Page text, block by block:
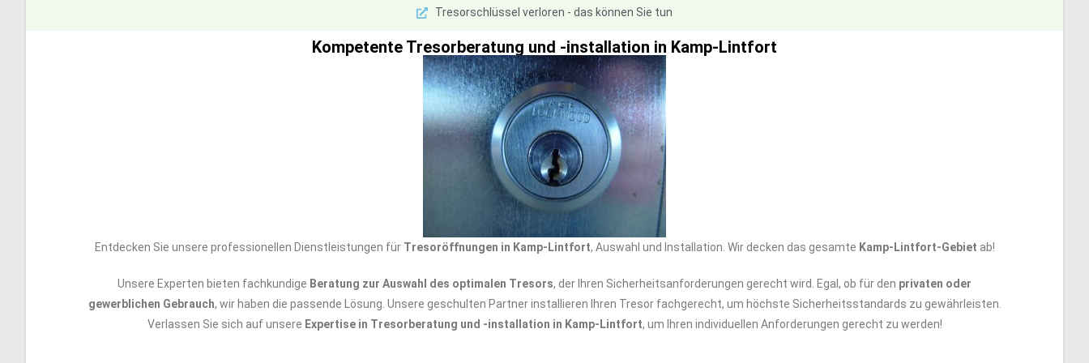
Tresorschlüssel verloren - das können Sie tun
Kompetente Tresorberatung und -installation in Kamp-Lintfort
Entdecken Sie unsere professionellen Dienstleistungen für Tresoröffnungen in Kamp-Lintfort, Auswahl und Installation. Wir decken das gesamte Kamp-Lintfort-Gebiet ab!
Unsere Experten bieten fachkundige Beratung zur Auswahl des optimalen Tresors, der Ihren Sicherheitsanforderungen gerecht wird. Egal, ob für den privaten oder
gewerblichen Gebrauch, wir haben die passende Lösung. Unsere geschulten Partner installieren Ihren Tresor fachgerecht, um höchste Sicherheitsstandards zu gewährleisten.
Verlassen Sie sich auf unsere Expertise in Tresorberatung und -installation in Kamp-Lintfort, um Ihren individuellen Anforderungen gerecht zu werden!